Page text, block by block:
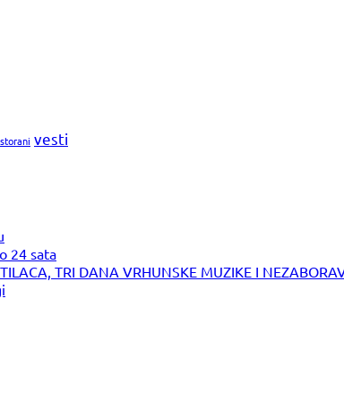
vesti
24 sata
TRI DANA VRHUNSKE MUZIKE I